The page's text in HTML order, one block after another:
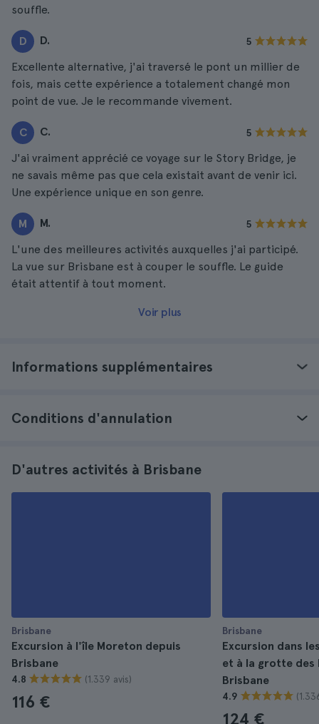
souffle.
D D. 5
Excellente alternative, j'ai traversé le pont un millier de
fois, mais cette expérience a totalement changé mon
point de vue. Je le recommande vivement.
C C. 5
J'ai vraiment apprécié ce voyage sur le Story Bridge, je
ne savais même pas que cela existait avant de venir ici.
Une expérience unique en son genre.
M M. 5
L'une des meilleures activités auxquelles j'ai participé.
La vue sur Brisbane est à couper le souffle. Le guide
était attentif à tout moment.
Voir plus
Informations supplémentaires
Conditions d'annulation
D'autres activités à Brisbane
Brisbane
Excursion à l'île Moreton depuis
Brisbane
4.8 (1.339 avis)
116 €
Brisbane
Excursion dans
et à la grotte des
Brisbane
4.9
124 €